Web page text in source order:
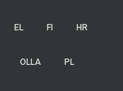
EL FI HR
OLLA PL